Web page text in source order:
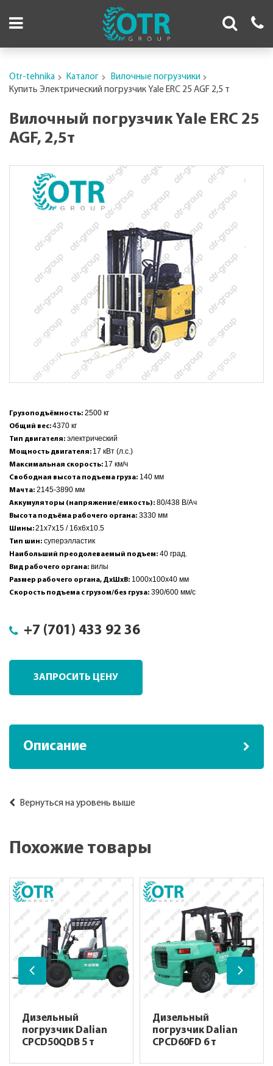
Otr-tehnika Каталог
Вилочные погрузчики
Купить Электрический погрузчик Yale ERC 25 AGF 2,5 т
Вилочный погрузчик Yale ERC 25
AGF, 2,5т
Грузоподъёмность: 2500 кг
Общий вес:4370 кг
Тип двигателя: электрический
Мощность двигателя: 17 кВт (л.с.)
Максимальная скорость: 17 км/ч
Свободная высота подъема груза: 140 мм
Мачта: 2145-3890 мм
Аккумуляторы (напряжение/емкость): 80/438 В/Ач
Высота подъёма рабочего органа: 3330 мм
Шины:21х7х15 / 16х6х10.5
Тип шин: суперэлластик
Наибольший преодолеваемый подъем: 40 град.
Вид рабочего органа: вилы
Размер рабочего органа, ДхШхВ: 1000x100x40 мм
Скорость подъема с грузом/без груза: 390/600 мм/с
+7 (701) 433 92 36
ЗАПРОСИТЬ ЦЕНУ
Описание
Вернуться на уровень выше
Похожие товары
Дизельный
погрузчик Dalian
CPCD50QDB 5 т
Дизельный
погрузчик Dalian
CPCD60FD 6 т